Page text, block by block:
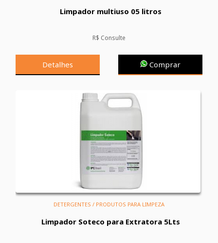
Limpador multiuso 05 litros
R$ Consulte
Detalhes Comprar
DETERGENTES / PRODUTOS PARA LIMPEZA
Limpador Soteco para Extratora 5Lts